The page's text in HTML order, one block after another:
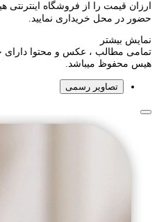
ارزان قیمت را از فروشگاه اینترنتی
حضور در محل خریداری نمایید.
نمایش بیشتر
تمامی مطالب ، عکس و محتوا
هیس محفوظ میباشد.
تصاویر رسمی